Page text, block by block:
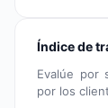
Índice de
Evalúe por
por los